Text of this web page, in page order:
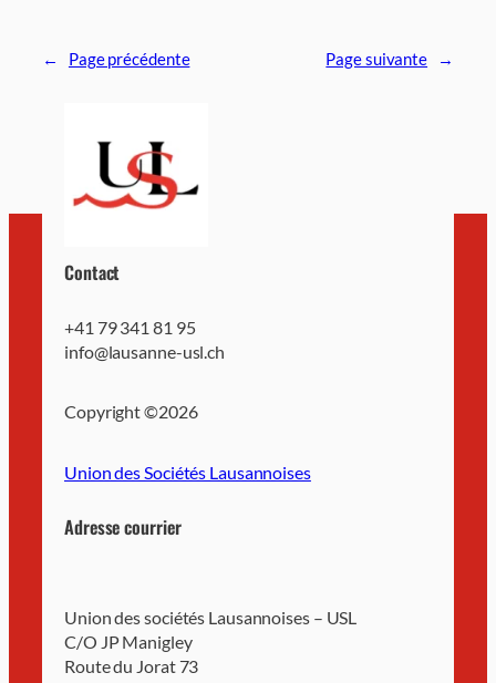
← Page précédente Page suivante →
Contact
+41 79 341 81 95
info@lausanne-usl.ch
Copyright ©2026
Union des Sociétés Lausannoises
Adresse courrier
Union des sociétés Lausannoises – USL
C/O JP Manigley
Route du Jorat 73